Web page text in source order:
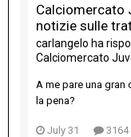
Calciomercato
notizie sulle
carlangelo ha
Calciomercato
A me pare una gran
la pena?
July 31